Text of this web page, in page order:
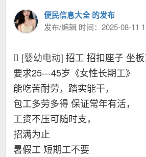
便民信息大全 的发布
发布/编辑 时间：2025-08-11
[婴幼电动] 招工 招扣座子 坐
要求25---45岁《女性长期工》
能吃苦耐劳，踏实能干，
包工多劳多得 保证常年有活，
工资不压可随时支，
招满为止
暑假工 短期工不要